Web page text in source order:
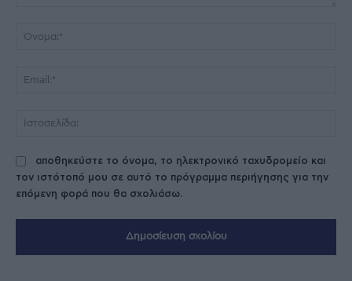
αποθηκεύστε το όνομα, το ηλεκτρονικό ταχυδρομείο και
τον ιστότοπό μου σε αυτό το πρόγραμμα περιήγησης για την
επόμενη φορά που θα σχολιάσω.